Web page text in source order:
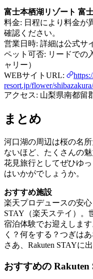
富士本栖湖リゾート 富
料金: 日程により料金が
確認ください。
営業日時: 詳細は公式サ
ペット可否: リードでの
ャリー）
WEBサイトURL:
resort.jp/flower/
アクセス: 山梨県南都留
まとめ
河口湖の周辺は桜の名
ないほど、たくさんの
花見旅行としてぜひゆ
はいかがでしょうか。
おすすめ施設
楽天プロデュースの安
STAY（楽天ステイ）。
宿泊体験でお迎えしま
く？何をする？つぎはあ
さあ、Rakuten STAYに
おすすめの Rakuten